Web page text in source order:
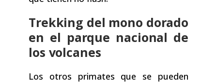
Trekking del mono dorado
en el parque nacional de
los volcanes
Los otros primates que se pueden